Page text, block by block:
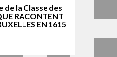
de la Classe des
RACONTENT
EN 1615